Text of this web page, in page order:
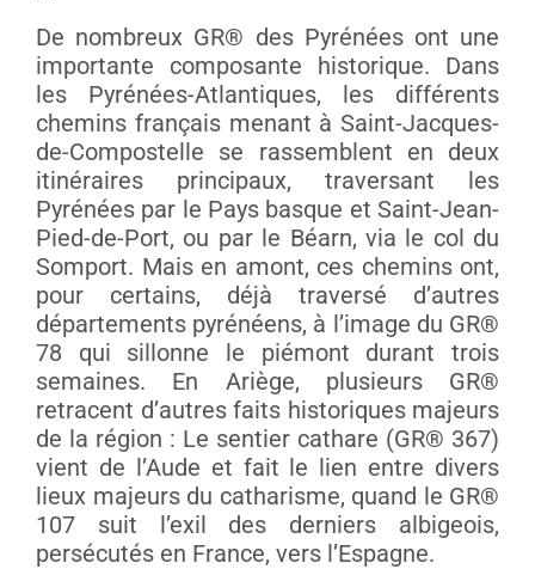
De nombreux GR® des Pyrénées ont une
importante composante historique. Dans
les Pyrénées-Atlantiques, les différents
chemins français menant à Saint-Jacques-
de-Compostelle se rassemblent en deux
itinéraires principaux, traversant les
Pyrénées par le Pays basque et Saint-Jean-
Pied-de-Port, ou par le Béarn, via le col du
Somport. Mais en amont, ces chemins ont,
pour certains, déjà traversé d’autres
départements pyrénéens, à l’image du GR®
78 qui sillonne le piémont durant trois
semaines. En Ariège, plusieurs GR®
retracent d’autres faits historiques majeurs
de la région : Le sentier cathare (GR® 367)
vient de l’Aude et fait le lien entre divers
lieux majeurs du catharisme, quand le GR®
107 suit l’exil des derniers albigeois,
persécutés en France, vers l’Espagne.